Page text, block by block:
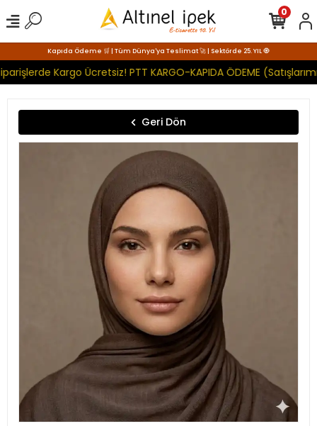
Kapıda Ödeme 🛒 | Tüm Dünya'ya Teslimat 🚀 | Sektörde 25. YIL 🧿
Kargo Ücretsiz! PTT KARGO-KAPIDA ÖDEME
0
Geri Dön